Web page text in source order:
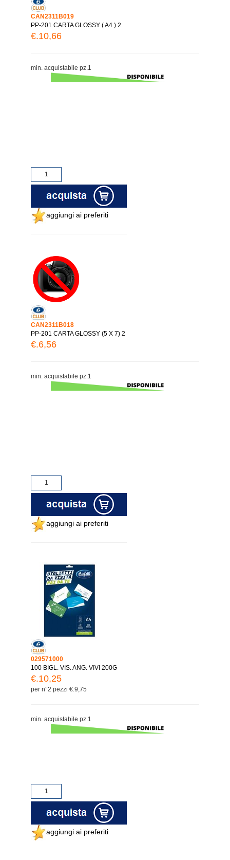
CAN2311B019
PP-201 CARTA GLOSSY ( A4 ) 2
€.10,66
min. acquistabile pz.1
aggiungi ai preferiti
CAN2311B018
PP-201 CARTA GLOSSY (5 X 7) 2
€.6,56
min. acquistabile pz.1
aggiungi ai preferiti
029571000
100 BIGL. VIS. ANG. VIVI 200G
€.10,25
per n°2 pezzi €.9,75
min. acquistabile pz.1
aggiungi ai preferiti